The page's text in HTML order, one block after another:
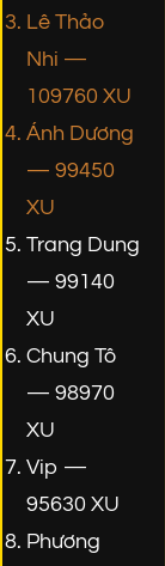
Lê Thảo
Nhi —
109760 XU
Ánh Dương
— 99450
XU
Trang Dung
— 99140
XU
Chung Tô
— 98970
XU
Vip —
95630 XU
Phương